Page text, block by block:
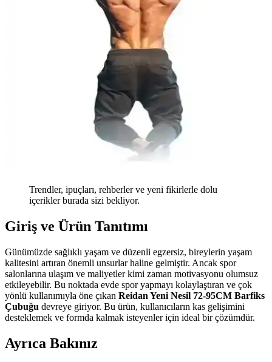
Trendler, ipuçları, rehberler ve yeni fikirlerle dolu
içerikler burada sizi bekliyor.
Giriş ve Ürün Tanıtımı
Günümüzde sağlıklı yaşam ve düzenli egzersiz, bireylerin yaşam
kalitesini artıran önemli unsurlar haline gelmiştir. Ancak spor
salonlarına ulaşım ve maliyetler kimi zaman motivasyonu olumsuz
etkileyebilir. Bu noktada evde spor yapmayı kolaylaştıran ve çok
yönlü kullanımıyla öne çıkan Reidan Yeni Nesil 72-95CM Barfiks
Çubuğu devreye giriyor. Bu ürün, kullanıcıların kas gelişimini
desteklemek ve formda kalmak isteyenler için ideal bir çözümdür.
Ayrıca Bakınız